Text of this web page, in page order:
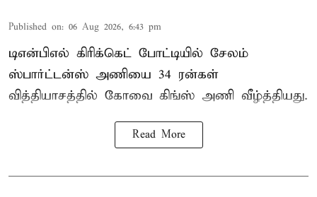
Published on: 06 Aug 2026, 6:43 pm
டிஎன்பிஎல் கிரிக்கெட் போட்டியில் சேலம்
ஸ்பார்ட்டன்ஸ் அணியை 34 ரன்கள்
வித்தியாசத்தில் கோவை கிங்ஸ் அணி வீழ்த்தியது.
Read More